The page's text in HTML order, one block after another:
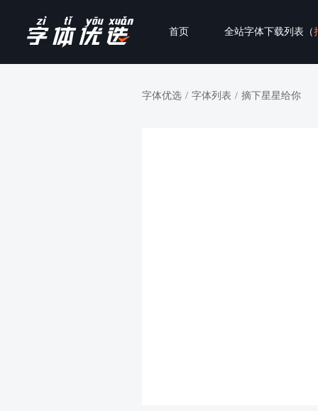
首页 全站字体下载列表（
字体优选 / 字体列表 / 摘下星星给你